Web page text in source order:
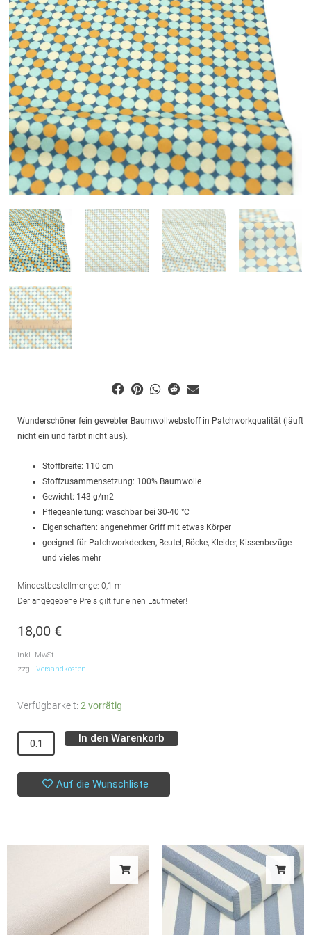
Wunderschöner fein gewebter Baumwollwebstoff in Patchworkqualität (läuft
nicht ein und färbt nicht aus).
Stoffbreite: 110 cm
Stoffzusammensetzung: 100% Baumwolle
Gewicht: 143 g/m2
Pflegeanleitung: waschbar bei 30-40 °C
Eigenschaften: angenehmer Griff mit etwas Körper
geeignet für Patchworkdecken, Beutel, Röcke, Kleider, Kissenbezüge
und vieles mehr
Mindestbestellmenge: 0,1 m
Der angegebene Preis gilt für einen Laufmeter!
18,00 €
inkl. MwSt.
zzgl. Versandkosten
Verfügbarkeit: 2 vorrätig
Popeline
Diagonal
Dots
Menge
In den Warenkorb
Auf die Wunschliste